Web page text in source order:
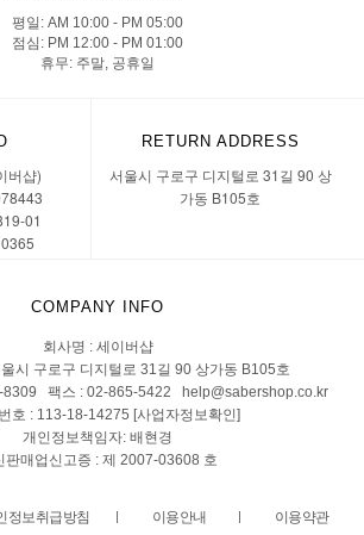
평일: AM 10:00 - PM 05:00
점심: PM 12:00 - PM 01:00
휴무: 주말, 공휴일
버샵)
01
RETURN ADDRESS
서울시 구로구 디지털로 31길 90 상
가동 B105호
COMPANY INFO
회사명 : 세이버샵
시 구로구 디지털로 31길 90 상가동 B105호
8309 팩스 : 02-865-5422 help@sabershop.co.kr
호 : 113-18-14275 [사업자정보확인]
개인정보책임자: 배현경
판매업신고증 : 제 2007-03608 호
정보취급방침 이용안내 이용약관